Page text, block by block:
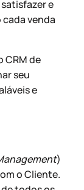
e
venda
CRM de
seu
e
)
o Cliente.